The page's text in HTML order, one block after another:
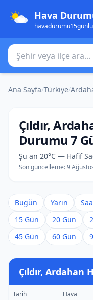
Hava
Şehir veya ilçe ara
Ana Sayfa/Türkiye/
Çıldır,
Durumu 7
Şu an 20°C — Hafif
Son güncelleme:9
Bugün Yarın
15 Gün
20 Gün
45 Gün
60 Gün
Çıldır,
Tarih Hava